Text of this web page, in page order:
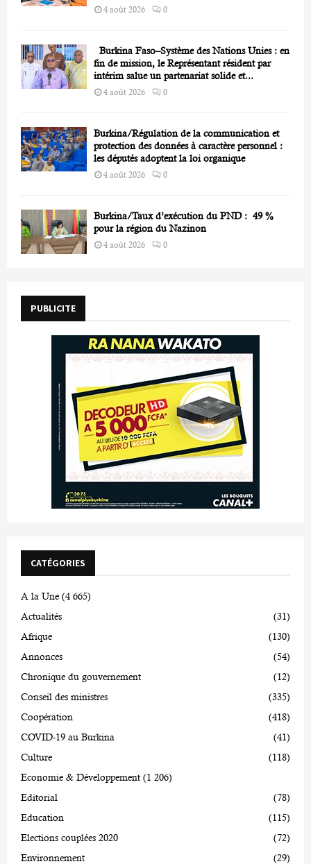
4 août 2026 0
Burkina Faso–Système des Nations Unies : en
fin de mission, le Représentant résident par
intérim salue un partenariat solide et...
4 août 2026 0
Burkina/Régulation de la communication et
protection des données à caractère personnel :
les députés adoptent la loi organique
4 août 2026 0
Burkina/Taux d’exécution du PND : 49 %
pour la région du Nazinon
4 août 2026 0
PUBLICITE
CATÉGORIES
A la Une (4 665)
Actualités
(31)
Afrique
(130)
Annonces
(54)
Chronique du gouvernement
(12)
Conseil des ministres
(335)
Coopération
(418)
COVID-19 au Burkina
(41)
Culture
(118)
Economie & Développement (1 206)
Editorial
(78)
Education
(115)
Elections couplées 2020
(72)
Environnement
(29)